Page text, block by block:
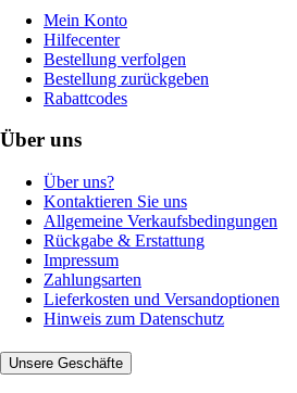
Mein Konto
Hilfecenter
Bestellung verfolgen
Bestellung zurückgeben
Rabattcodes
Über uns
Über uns?
Kontaktieren Sie uns
Allgemeine Verkaufsbedingungen
Rückgabe & Erstattung
Impressum
Zahlungsarten
Lieferkosten und Versandoptionen
Hinweis zum Datenschutz
Unsere Geschäfte